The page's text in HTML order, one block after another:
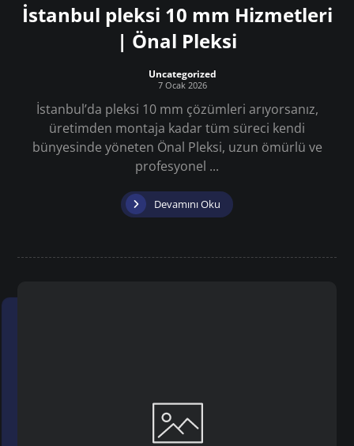
İstanbul pleksi 10 mm Hizmetleri
| Önal Pleksi
Uncategorized
7 Ocak 2026
İstanbul’da pleksi 10 mm çözümleri arıyorsanız,
üretimden montaja kadar tüm süreci kendi
bünyesinde yöneten Önal Pleksi, uzun ömürlü ve
profesyonel ...
Devamını Oku